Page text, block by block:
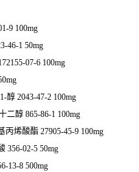
9 100mg
46-1 50mg
07-6 100mg
醇 2043-47-2 100mg
二醇 865-86-1 100mg
丙烯酸酯 27905-45-9 100mg
356-02-5 50mg
13-8 500mg